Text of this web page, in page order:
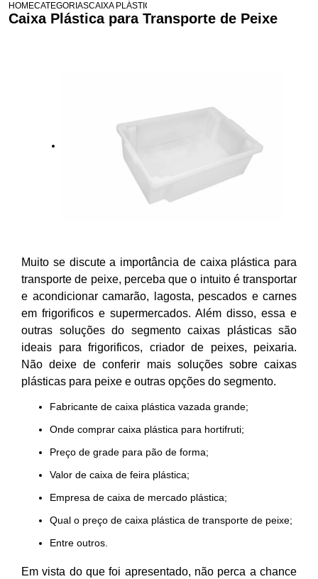
HOMECATEGORIASCAIXA PLÁSTICA PARA TRANSPORTE DE PEIXE
Caixa Plástica para Transporte de Peixe
Muito se discute a importância de caixa plástica para
transporte de peixe, perceba que o intuito é transportar
e acondicionar camarão, lagosta, pescados e carnes
em frigorificos e supermercados. Além disso, essa e
outras soluções do segmento caixas plásticas são
ideais para frigorificos, criador de peixes, peixaria.
Não deixe de conferir mais soluções sobre caixas
plásticas para peixe e outras opções do segmento.
fabricante de caixa plástica vazada grande;
onde comprar caixa plástica para hortifruti;
preço de grade para pão de forma;
valor de caixa de feira plástica;
empresa de caixa de mercado plástica;
qual o preço de caixa plástica de transporte de peixe;
entre outros.
Em vista do que foi apresentado, não perca a chance